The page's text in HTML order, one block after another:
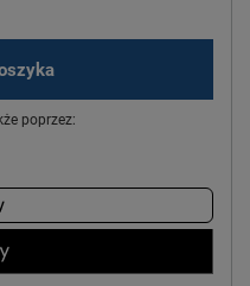
poprzez: